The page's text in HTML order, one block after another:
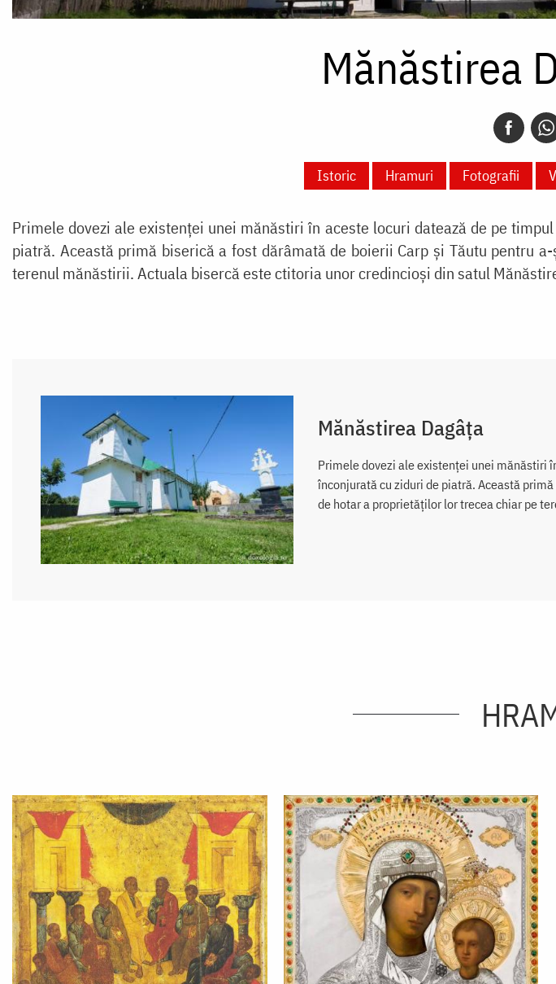
Mănăstirea
Istoric Hramuri Fotografii
Primele dovezi ale existenţei unei mănăstiri în aceste locuri datează de pe
piatră. Această primă biserică a fost dărâmată de boierii Carp şi Tăutu pentru
terenul mănăstirii. Actuala bisercă este ctitoria unor credincioşi din satul
Mănăstirea Dagâța
Primele dovezi ale existenţei unei mănăstiri
înconjurată cu ziduri de piatră. Această
de hotar a proprietăţilor lor trecea chiar pe